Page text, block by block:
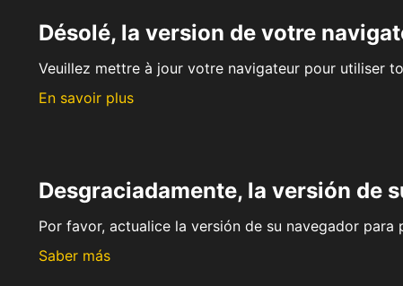
Désolé, la version de votre
Veuillez mettre à jour votre navigateur pour utiliser
En savoir plus
Desgraciadamente, la versión de
Por favor, actualice la versión de su navegador
Saber más